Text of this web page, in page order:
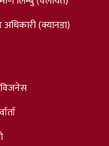
(क्यानडा)